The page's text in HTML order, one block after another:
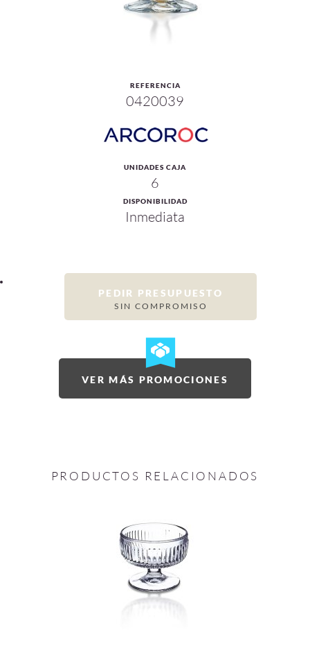
REFERENCIA
0420039
UNIDADES CAJA
6
DISPONIBILIDAD
Inmediata
PEDIR PRESUPUESTO
SIN COMPROMISO
VER MÁS PROMOCIONES
PRODUCTOS RELACIONADOS